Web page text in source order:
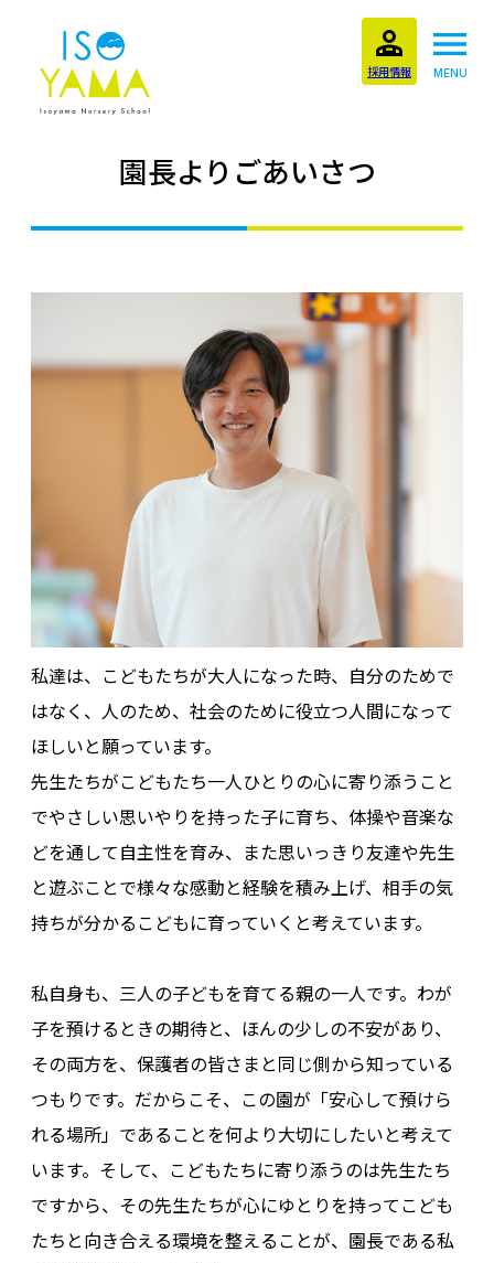
MENU
採用情報
園長よりごあいさつ
私達は、こどもたちが大人になった時、自分のためで
はなく、人のため、社会のために役立つ人間になって
ほしいと願っています。
先生たちがこどもたち一人ひとりの心に寄り添うこと
でやさしい思いやりを持った子に育ち、体操や音楽な
どを通して自主性を育み、また思いっきり友達や先生
と遊ぶことで様々な感動と経験を積み上げ、相手の気
持ちが分かるこどもに育っていくと考えています。
私自身も、三人の子どもを育てる親の一人です。わが
子を預けるときの期待と、ほんの少しの不安があり、
その両方を、保護者の皆さまと同じ側から知っている
つもりです。だからこそ、この園が「安心して預けら
れる場所」であることを何より大切にしたいと考えて
います。そして、こどもたちに寄り添うのは先生たち
ですから、その先生たちが心にゆとりを持ってこども
たちと向き合える環境を整えることが、園長である私